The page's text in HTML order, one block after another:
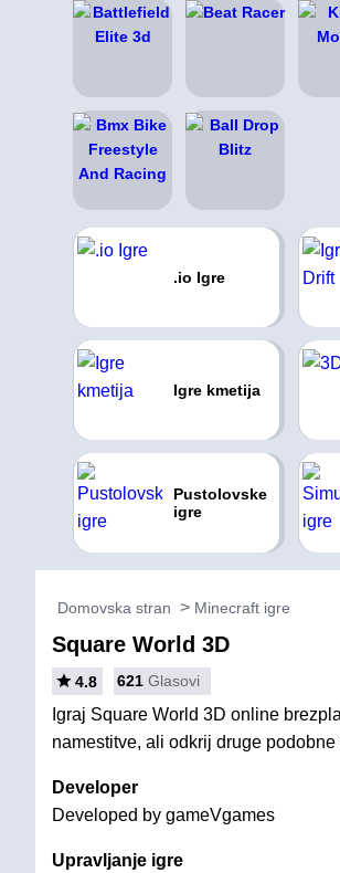
.io Igre
Igre kmetija
Pustolovske
igre
Domovska stran Minecraft igre
Square World 3D
4.8 621 Glasovi
Igraj Square World 3D online
namestitve, ali odkrij druge
Developer
Developed by gameVgames
Upravljanje igre